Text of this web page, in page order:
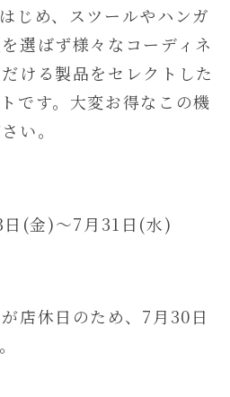
じめ、スツールやハンガ
選ばず様々なコーディネ
ける製品をセレクトした
です。大変お得なこの機
い。
(金)～7月31日(水)
店休日のため、7月30日